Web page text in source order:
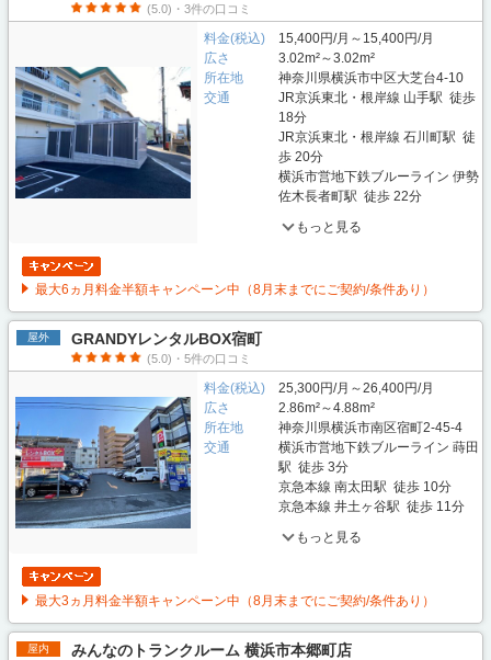
(5.0)・3件の口コミ
料金(税込)
15,400円/月～15,400円/月
広さ
3.02m²～3.02m²
所在地
神奈川県横浜市中区大芝台4-10
交通
JR京浜東北・根岸線 山手駅 徒歩
18分
JR京浜東北・根岸線 石川町駅 徒
歩 20分
横浜市営地下鉄ブルーライン 伊勢
佐木長者町駅 徒歩 22分
もっと見る
最大6ヵ月料金半額キャンペーン中（8月末までにご契約/条件あり）
屋外 GRANDYレンタルBOX宿町
(5.0)・5件の口コミ
料金(税込)
25,300円/月～26,400円/月
広さ
2.86m²～4.88m²
所在地
神奈川県横浜市南区宿町2-45-4
交通
横浜市営地下鉄ブルーライン 蒔田
駅 徒歩 3分
京急本線 南太田駅 徒歩 10分
京急本線 井土ヶ谷駅 徒歩 11分
もっと見る
最大3ヵ月料金半額キャンペーン中（8月末までにご契約/条件あり）
屋内 みんなのトランクルーム 横浜市本郷町店